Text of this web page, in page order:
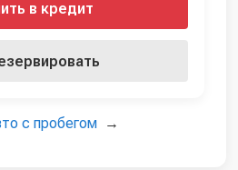
в кредит
с пробегом →